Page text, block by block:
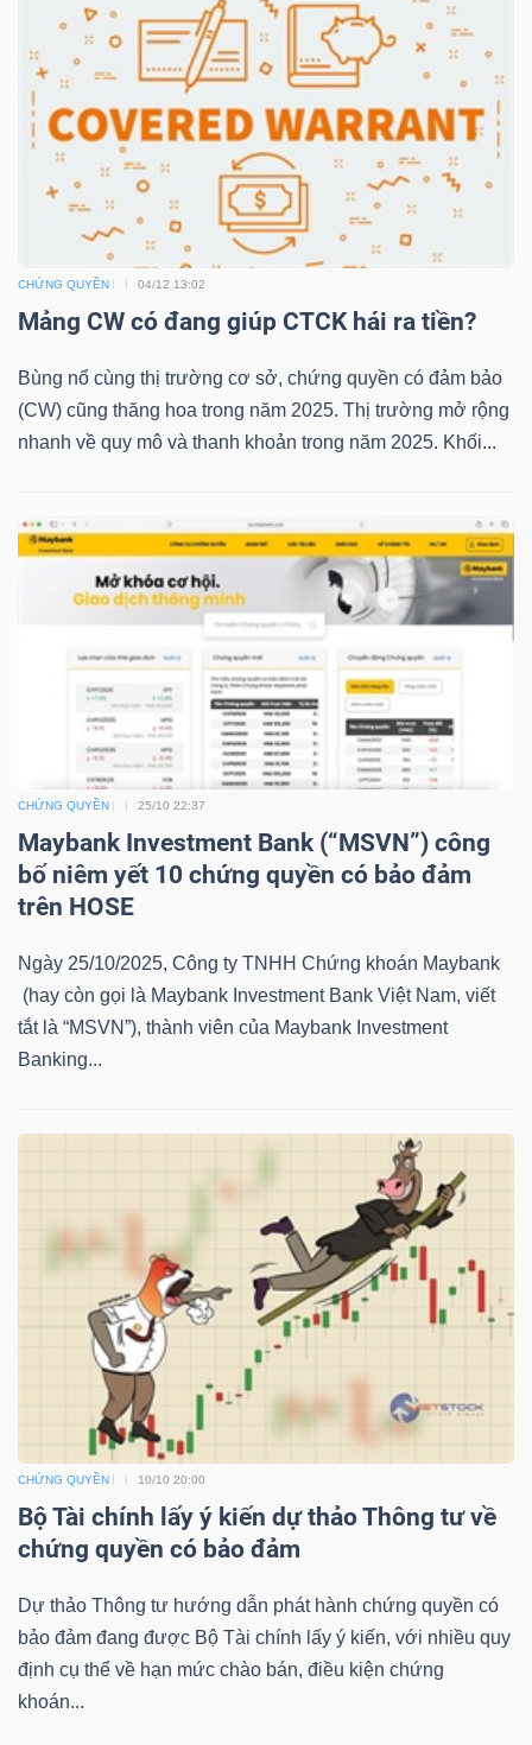
CHỨNG QUYỀN 04/12 13:02
Mảng CW có đang giúp CTCK hái ra tiền?
Bùng nổ cùng thị trường cơ sở, chứng quyền có đảm bảo
(CW) cũng thăng hoa trong năm 2025. Thị trường mở rộng
nhanh về quy mô và thanh khoản trong năm 2025. Khối...
CHỨNG QUYỀN 25/10 22:37
Maybank Investment Bank (“MSVN”) công
bố niêm yết 10 chứng quyền có bảo đảm
trên HOSE
Ngày 25/10/2025, Công ty TNHH Chứng khoán Maybank
(hay còn gọi là Maybank Investment Bank Việt Nam, viết
tắt là “MSVN”), thành viên của Maybank Investment
Banking...
CHỨNG QUYỀN 10/10 20:00
Bộ Tài chính lấy ý kiến dự thảo Thông tư về
chứng quyền có bảo đảm
Dự thảo Thông tư hướng dẫn phát hành chứng quyền có
bảo đảm đang được Bộ Tài chính lấy ý kiến, với nhiều quy
định cụ thể về hạn mức chào bán, điều kiện chứng
khoán...
SINH
TRÁI
PHIẾU
CÔNG
CỤ
ĐẦU
TRUY
DỮ
Ngành
(-)
VS-
SECTOR
NĂNG
NGUYÊN
VẬT
NGHIỆP